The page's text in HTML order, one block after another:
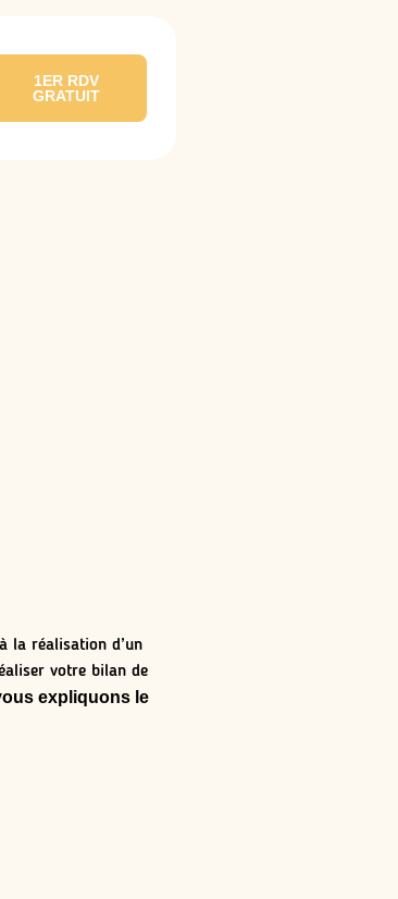
1ER RDV
GRATUIT
la réalisation d’un
votre bilan de
expliquons le